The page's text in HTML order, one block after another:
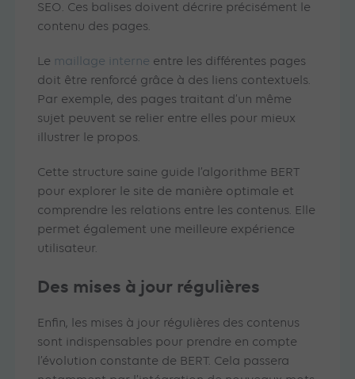
SEO. Ces balises doivent décrire précisément le
contenu des pages.
Le maillage interne entre les différentes pages
doit être renforcé grâce à des liens contextuels.
Par exemple, des pages traitant d’un même
sujet peuvent se relier entre elles pour mieux
illustrer le propos.
Cette structure saine guide l’algorithme BERT
pour explorer le site de manière optimale et
comprendre les relations entre les contenus. Elle
permet également une meilleure expérience
utilisateur.
Des mises à jour régulières
Enfin, les mises à jour régulières des contenus
sont indispensables pour prendre en compte
l’évolution constante de BERT. Cela passera